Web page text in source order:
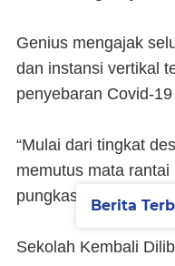
Genius mengajak
dan instansi vertikal
penyebaran Covid-
“Mulai dari tingkat
memutus mata
pungkasnya.
Sekolah Kembali
Berita